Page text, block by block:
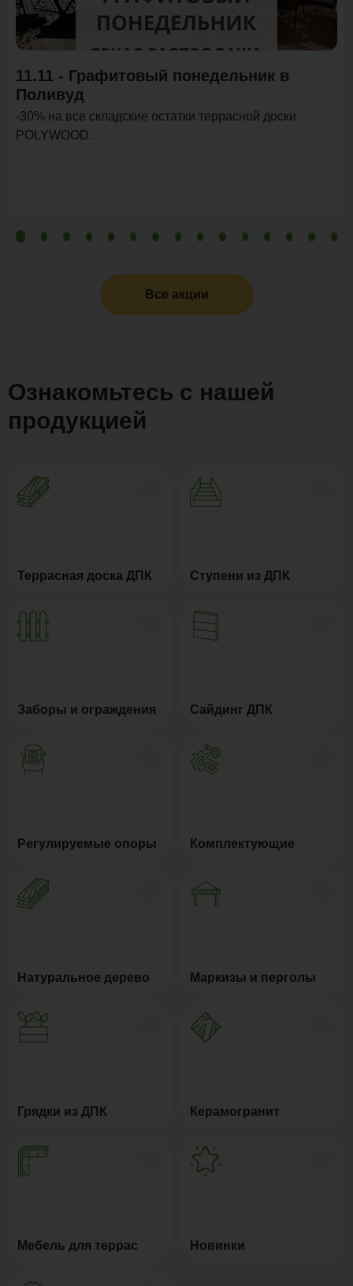
Акция
11.11 - Графитовый понедельник в
Поливуд
-30% на все складские остатки террасной доски
POLYWOOD.
Все акции
Ознакомьтесь с нашей
продукцией
Террасная доска ДПК Ступени из ДПК
Заборы и ограждения Сайдинг ДПК
Регулируемые опоры Комплектующие
Натуральное дерево Маркизы и перголы
Грядки из ДПК Керамогранит
Мебель для террас Новинки